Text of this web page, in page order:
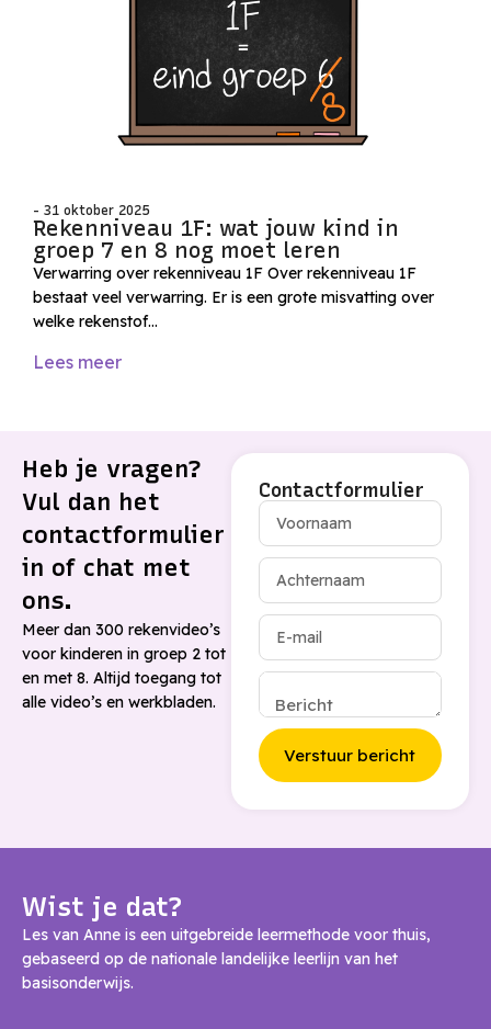
- 31 oktober 2025
Rekenniveau 1F: wat jouw kind in
groep 7 en 8 nog moet leren
Verwarring over rekenniveau 1F Over rekenniveau 1F
bestaat veel verwarring. Er is een grote misvatting over
welke rekenstof…
Lees meer
Heb je vragen?
Vul dan het
contactformulier
in of chat met
ons.
Meer dan 300 rekenvideo’s
voor kinderen in groep 2 tot
en met 8. Altijd toegang tot
alle video’s en werkbladen.
Contactformulier
Verstuur bericht
Wist je dat?
Les van Anne is een uitgebreide leermethode voor thuis,
gebaseerd op de nationale landelijke leerlijn van het
basisonderwijs.